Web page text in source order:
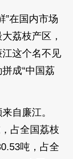
”在国内市场
荔枝产区，
这个名不见
成“中国荔
自廉江。
占全国荔枝
吨，占全